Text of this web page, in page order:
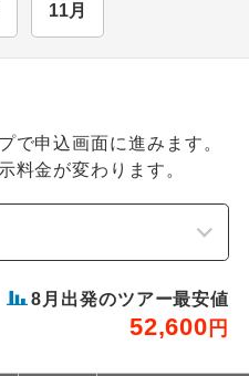
11月
で申込画面に進みます。
料金が変わります。
8 月出発のツアー最安値
52,600 円